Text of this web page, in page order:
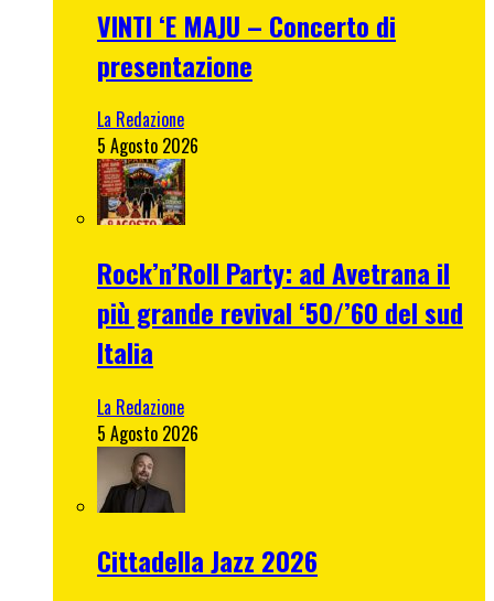
VINTI ‘E MAJU – Concerto di
presentazione
La Redazione
5 Agosto 2026
Rock’n’Roll Party: ad Avetrana il
più grande revival ‘50/’60 del sud
Italia
La Redazione
5 Agosto 2026
Cittadella Jazz 2026